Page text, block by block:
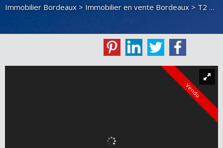
Immobilier Bordeaux > Immobilier en vente Bordeaux > T2 en vente Bordeaux
Vendu